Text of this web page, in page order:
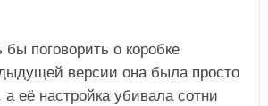
бы поговорить о коробке
версии она была просто
а её настройка убивала сотни